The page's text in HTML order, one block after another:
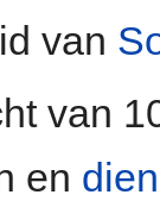
van
van
en